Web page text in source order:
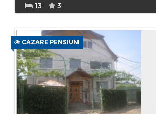
13 3
CAZARE PENSIUNI